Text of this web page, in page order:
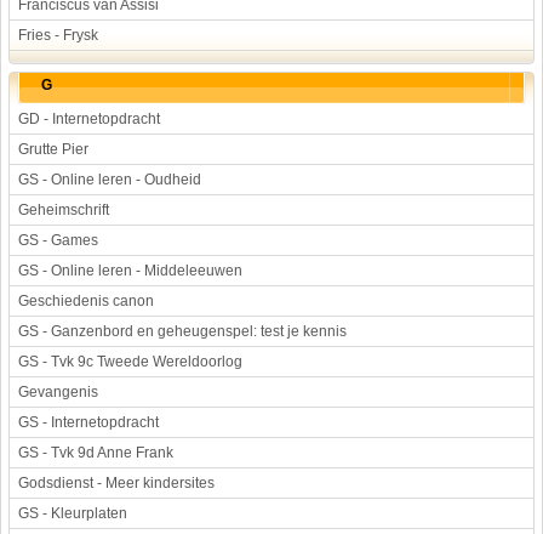
Franciscus van Assisi
Fries - Frysk
G
GD - Internetopdracht
Grutte Pier
GS - Online leren - Oudheid
Geheimschrift
GS - Games
GS - Online leren - Middeleeuwen
Geschiedenis canon
GS - Ganzenbord en geheugenspel: test je kennis
GS - Tvk 9c Tweede Wereldoorlog
Gevangenis
GS - Internetopdracht
GS - Tvk 9d Anne Frank
Godsdienst - Meer kindersites
GS - Kleurplaten